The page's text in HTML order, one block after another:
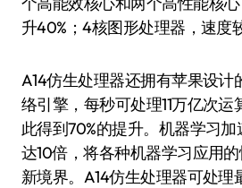
升40%；4核图形处理器，速度
A14仿生处理器还拥有苹果设计
络引擎，每秒可处理11万亿次
此得到70%的提升。机器学习
达10倍，将各种机器学习应用
新境界。A14仿生处理器可处理